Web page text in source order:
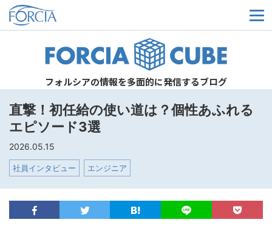
メ
フォルシアの情報を多面的に発信するブログ
直撃！初任給の使い道は？個性あふれる
エピソード3選
2026.05.15
社員インタビュー エンジニア